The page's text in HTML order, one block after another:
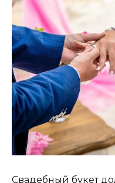
Свадебный букет